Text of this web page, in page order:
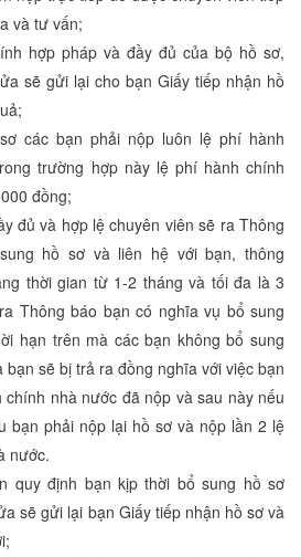
và tư vấn;
hợp pháp và đầy đủ của bộ hồ sơ,
sẽ gửi lại cho bạn Giấy tiếp nhận hồ
các bạn phải nộp luôn lệ phí hành
trường hợp này lệ phí hành chính
đồng;
đủ và hợp lệ chuyên viên sẽ ra Thông
hồ sơ và liên hệ với bạn, thông
thời gian từ 1-2 tháng và tối đa là 3
Thông báo bạn có nghĩa vụ bổ sung
hạn trên mà các bạn không bổ sung
bạn sẽ bị trả ra đồng nghĩa với việc bạn
nhà nước đã nộp và sau này nếu
bạn phải nộp lại hồ sơ và nộp lần 2 lệ
nước.
quy định bạn kịp thời bổ sung hồ sơ
sẽ gửi lại bạn Giấy tiếp nhận hồ sơ và